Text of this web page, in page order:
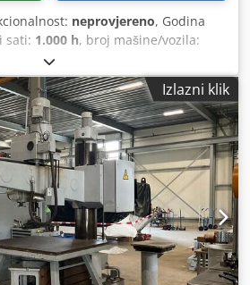
neprovjereno, Godina
sati: 1.000 h, broj mašine/vozila:
Izlazni klik